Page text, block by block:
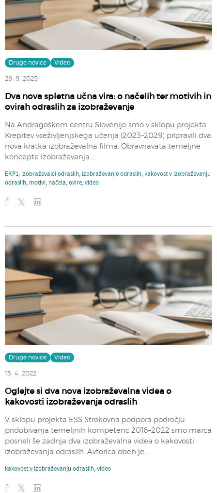
Druge novice Video
29. 9. 2025
Dva nova spletna učna vira: o načelih ter motivih in
ovirah odraslih za izobraževanje
Na Andragoškem centru Slovenije smo v sklopu projekta
Krepitev vseživljenjskega učenja (2023–2029) pripravili dva
nova kratka izobraževalna filma. Obravnavata temeljne
koncepte izobraževanja...
EKP1, izobraževalci odraslih, izobraževanje odraslih, kakovost v izobraževanju
odraslih, motivi, načela,ovire,video
Druge novice Video
13. 4. 2022
Oglejte si dva nova izobraževalna videa o
kakovosti izobraževanja odraslih
V sklopu projekta ESS Strokovna podpora področju
pridobivanja temeljnih kompetenc 2016–2022 smo marca
posneli še zadnja dva izobraževalna videa o kakovosti
izobraževanja odraslih. Avtorica obeh je...
kakovost v izobraževanju odraslih,video